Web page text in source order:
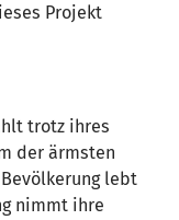
Projekt
trotz ihres
der ärmsten
lebt
nimmt ihre